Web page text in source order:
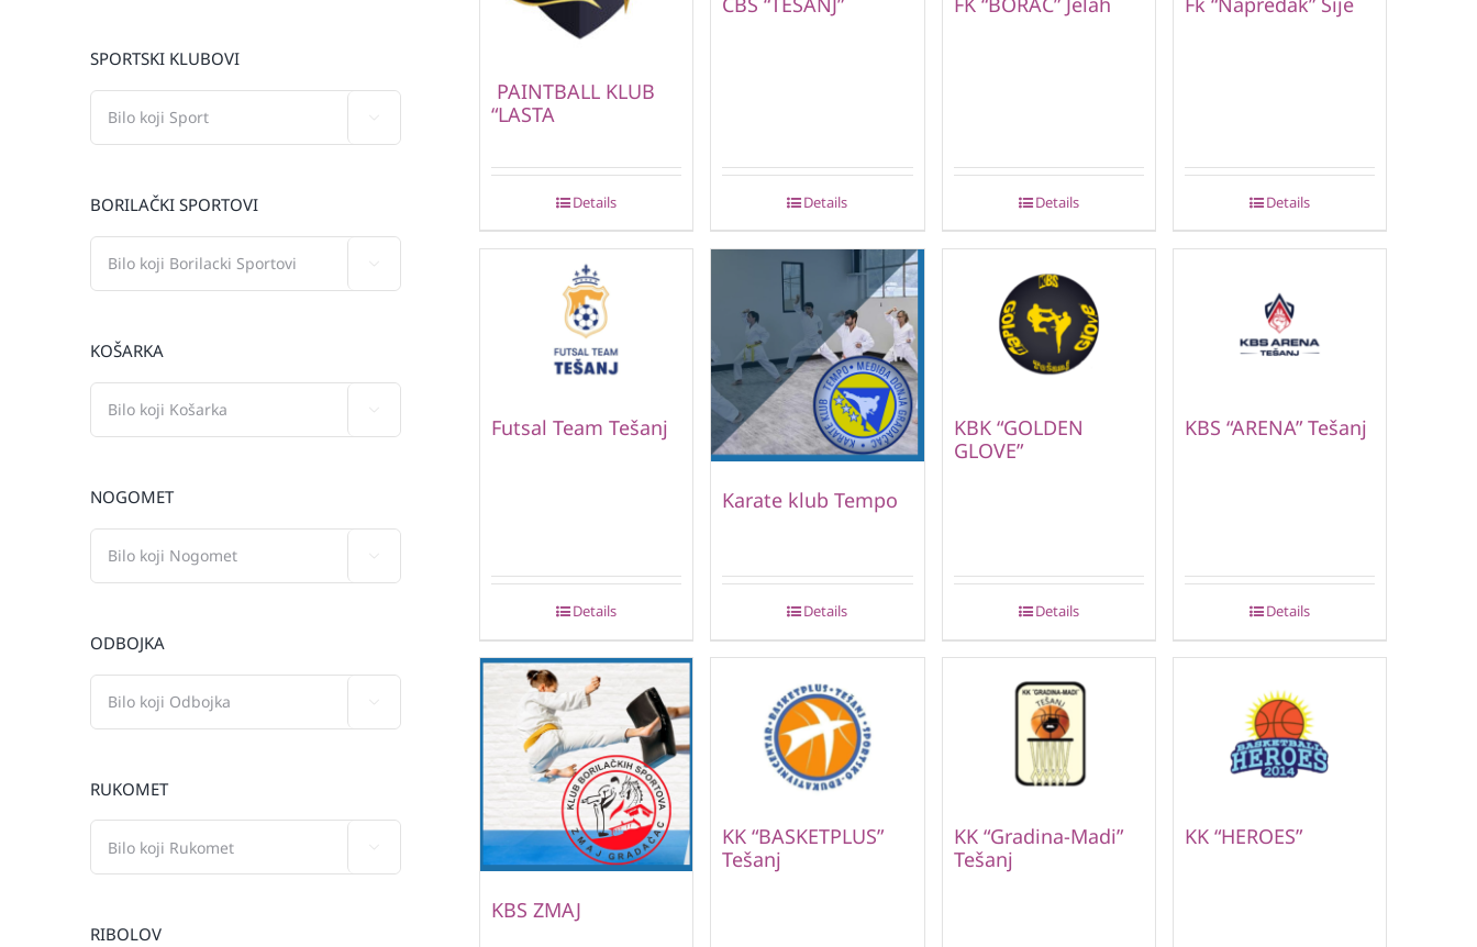
PAINTBALL KLUB
“LASTA
Details Details Details Details
Futsal Team Tešanj
Details
Karate klub Tempo
Details
KBK “GOLDEN
GLOVE”
Details
KBS “ARENA” Tešanj
Details
KBS ZMAJ
KK “BASKETPLUS”
Tešanj
KK “Gradina-Madi”
Tešanj
KK “HEROES”
SPORTSKI KLUBOVI
BORILAČKI SPORTOVI
KOŠARKA
NOGOMET
ODBOJKA
RUKOMET
RIBOLOV